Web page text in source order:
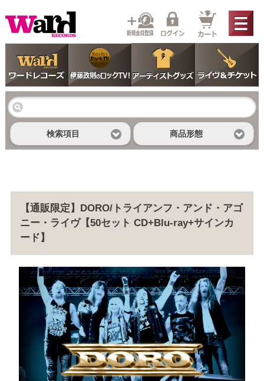
検索項目 商品形態
【通販限定】DORO/トライアンフ・アンド・アゴ
ニー・ライヴ【50セット CD+Blu-ray+サインカ
ード】